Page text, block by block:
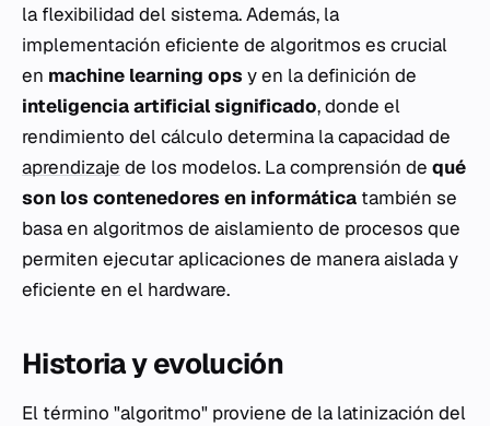
la flexibilidad del sistema. Además, la
implementación eficiente de algoritmos es crucial
en machine learning ops y en la definición de
inteligencia artificial significado, donde el
rendimiento del cálculo determina la capacidad de
aprendizaje de los modelos. La comprensión de qué
son los contenedores en informática también se
basa en algoritmos de aislamiento de procesos que
permiten ejecutar aplicaciones de manera aislada y
eficiente en el hardware.
Historia y evolución
El término "algoritmo" proviene de la latinización del